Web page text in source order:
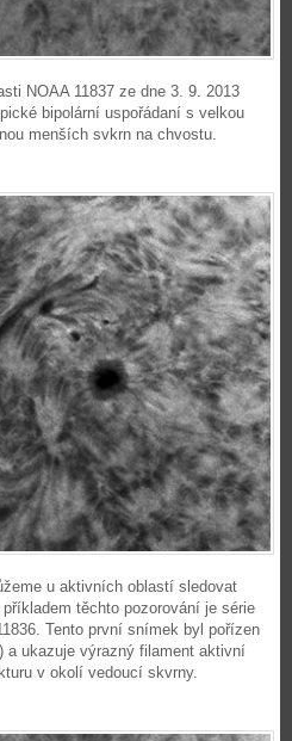
NOAA 11837 ze dne 3. 9. 2013
bipolární uspořádaní s velkou
menších svkrn na chvostu.
u aktivních oblastí sledovat
těchto pozorování je série
Tento první snímek byl pořízen
a ukazuje výrazný filament aktivní
v okolí vedoucí skvrny.